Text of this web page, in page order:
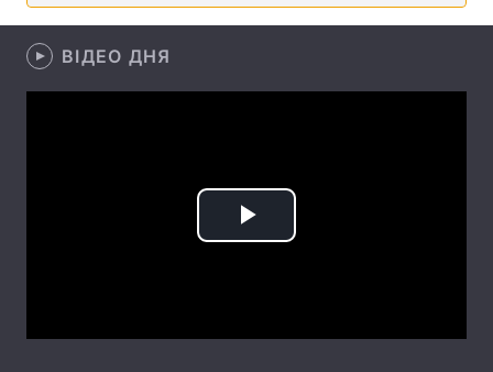
Цікавинки
ВІДЕО ДНЯ
Play